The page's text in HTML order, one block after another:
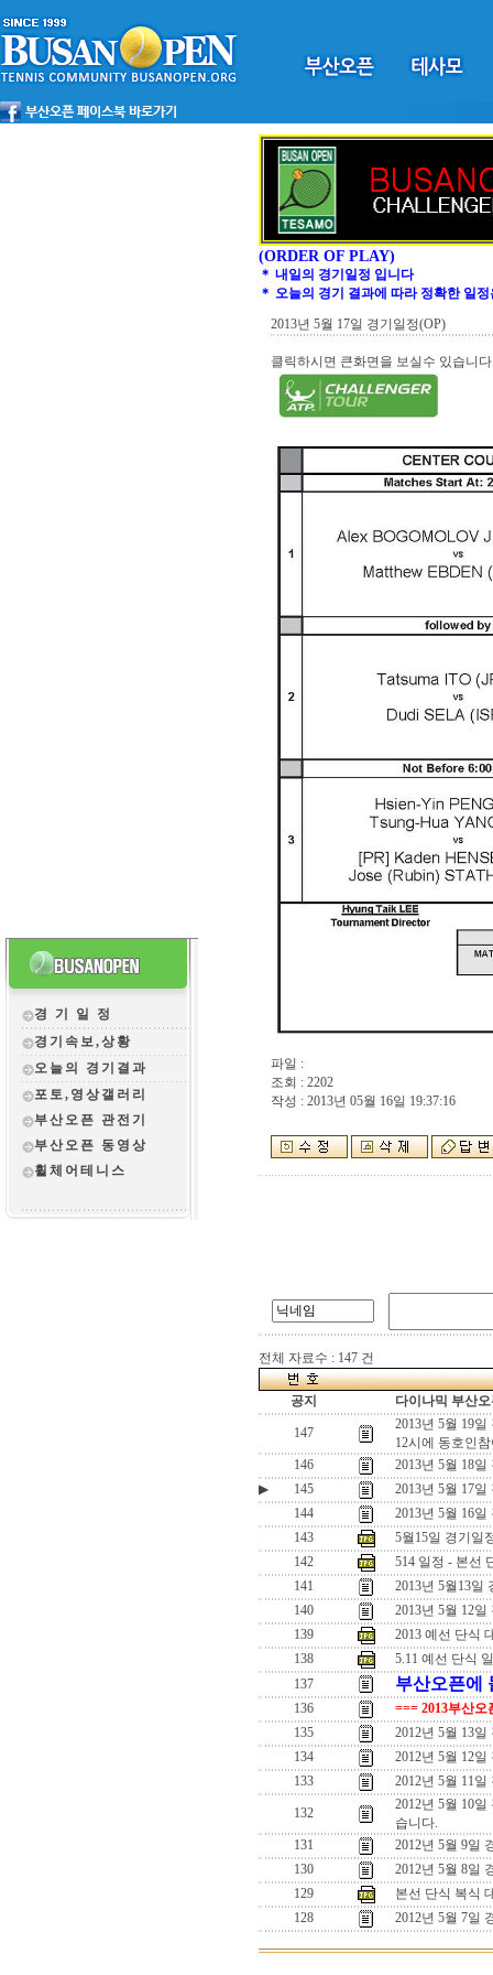
경 기 일 정
경기속보,상황
오늘의 경기결과
포토,영상갤러리
부산오픈 관전 기
부산오픈 동영상
휠체어테니스
(ORDER OF PLAY)
＊ 내일의 경기일정 입니다
＊ 오늘의 경기 결과에 따라 정확한 일
2013년 5월 17일 경기일정(OP)
클릭하시면 큰화면을 보실수 있습니
파일 :
조회 : 2202
작성 : 2013년 05월 16일 19:37:16
전체 자료수 : 147 건
공지 다이나믹 부산
147
2013년 5월 19
12시에 동호인
146
2013년 5월 18
▶
145
2013년 5월 17
144
2013년 5월 16
143
5월15일 경기일
142
514 일정 - 본선
141
2013년 5월13일
140
2013년 5월 12
139
2013 예선 단식
138
5.11 예선 단식
137
부산오픈에
136
=== 2013부산
135
2012년 5월 13
134
2012년 5월 12
133
2012년 5월 11
132
2012년 5월 10
습니다.
131
2012년 5월 9일
130
2012년 5월 8일
129
본선 단식 복식
128
2012년 5월 7일